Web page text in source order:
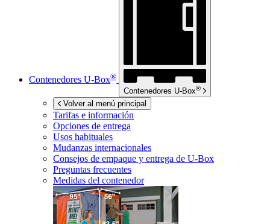
Contenedores U-Box®
Contenedores U-Box®
Volver al menú principal
Tarifas e información
Opciones de entrega
Usos habituales
Mudanzas internacionales
Consejos de empaque y entrega de U-Box
Preguntas frecuentes
Medidas del contenedor